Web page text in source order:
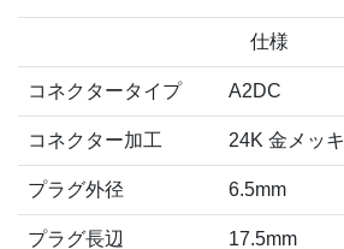
仕様
コネクタータイプ A2DC
コネクター加工 24K 金メッキ
プラグ外径 6.5mm
プラグ長辺 17.5mm